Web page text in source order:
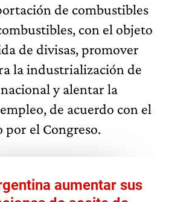
de combustibles
con el objeto
de divisas, promover
la industrialización de
y alentar la
de acuerdo con el
el Congreso.
aumentar sus